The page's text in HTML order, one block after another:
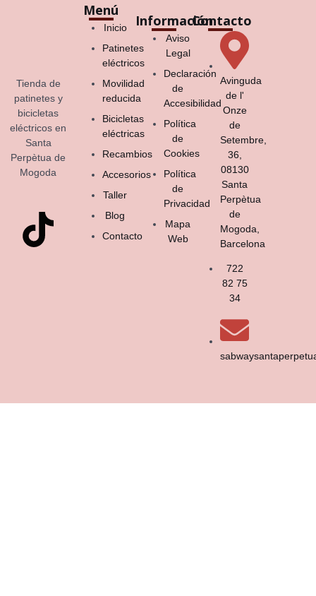
Tienda de
patinetes y
bicicletas
eléctricos en
Santa
Perpètua de
Mogoda
Menú
Inicio
Patinetes
eléctricos
Movilidad
reducida
Bicicletas
eléctricas
Recambios
Accesorios
Taller
Blog
Contacto
Información
Aviso
Legal
Declaración
de
Accesibilidad
Política
de
Cookies
Política
de
Privacidad
Mapa
Web
Contacto
Avinguda
de l'
Onze
de
Setembre,
36,
08130
Santa
Perpètua
de
Mogoda,
Barcelona
722
82 75
34